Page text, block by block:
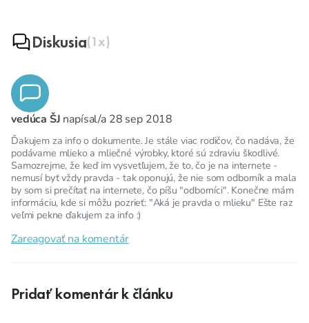
Diskusia(1x)
vedúca ŠJ napísal/a 28 sep 2018
Ďakujem za info o dokumente. Je stále viac rodičov, čo nadáva, že
podávame mlieko a mliečné výrobky, ktoré sú zdraviu škodlivé.
Samozrejme, že keď im vysvetľujem, že to, čo je na internete -
nemusí byť vždy pravda - tak oponujú, že nie som odborník a mala
by som si prečítať na internete, čo píšu "odborníci". Konečne mám
informáciu, kde si môžu pozrieť: "Aká je pravda o mlieku" Ešte raz
veľmi pekne ďakujem za info :)
Zareagovať na komentár
Pridať komentár k článku